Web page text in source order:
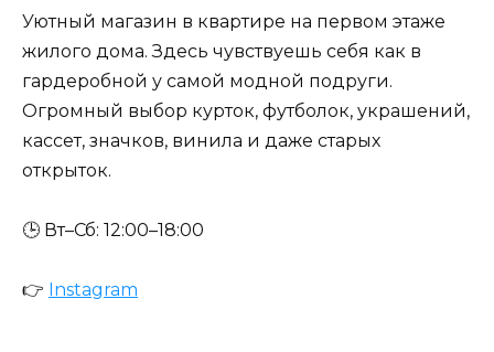
Уютный магазин в квартире на первом этаже
жилого дома. Здесь чувствуешь себя как в
гардеробной у самой модной подруги.
Огромный выбор курток, футболок, украшений,
кассет, значков, винила и даже старых
открыток.
🕒 Вт–Сб: 12:00–18:00
👉 Instagram